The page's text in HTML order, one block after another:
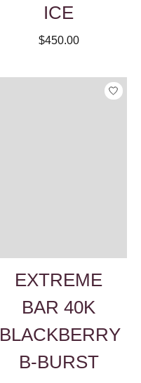
ICE
$450.00
EXTREME
BAR 40K
BLACKBERRY
B-BURST